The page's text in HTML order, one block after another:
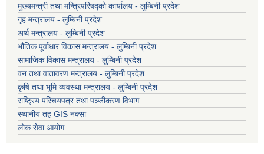
मुख्यमन्त्री तथा मन्त्रिपरिषद्को कार्यालय - लुम्बिनी प्रदेश
गृह मन्त्रालय - लुम्बिनी प्रदेश
अर्थ मन्त्रालय - लुम्बिनी प्रदेश
भौतिक पूर्वाधार विकास मन्त्रालय - लुम्बिनी प्रदेश
सामाजिक विकास मन्त्रालय - लुम्बिनी प्रदेश
वन तथा वातावरण मन्त्रालय - लुम्बिनी प्रदेश
कृषि तथा भूमि व्यवस्था मन्त्रालय - लुम्बिनी प्रदेश
राष्ट्रिय परिचयपत्र तथा पञ्जीकरण विभाग
स्थानीय तह GIS नक्सा
लोक सेवा आयोग